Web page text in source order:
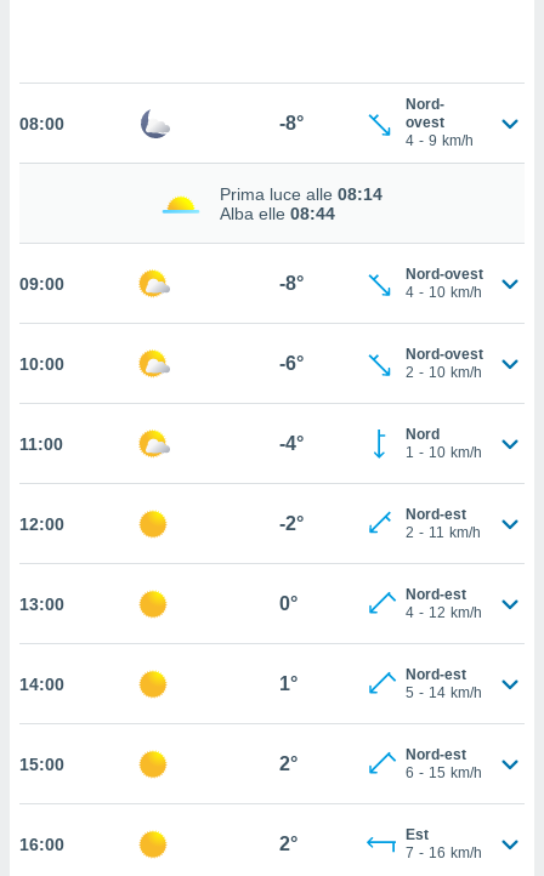
di esso.
nella
cookie
in
web.
cookie
08:00 -8°
Nord-
ovest
4 - 9 km/h
Prima luce alle 08:14
Alba elle 08:44
09:00 -8°
Nord-ovest
4 - 10 km/h
10:00 -6°
Nord-ovest
2 - 10 km/h
11:00 -4°
Nord
1 - 10 km/h
12:00 -2°
Nord-est
2 - 11 km/h
13:00 0°
Nord-est
4 - 12 km/h
14:00 1°
Nord-est
5 - 14 km/h
15:00 2°
Nord-est
6 - 15 km/h
16:00 2°
Est
7 - 16 km/h